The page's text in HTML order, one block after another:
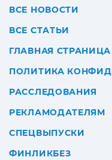
ВСЕ НОВОСТИ
ВСЕ СТАТЬИ
ГЛАВНАЯ СТРАНИЦА
ПОЛИТИКА
РАССЛЕДОВАНИЯ
РЕКЛАМОДАТЕЛЯМ
СПЕЦВЫПУСКИ
ФИНЛИКБЕЗ